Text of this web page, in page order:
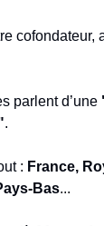
cofondateur,
parlent d’une
.
: France,
Bas...